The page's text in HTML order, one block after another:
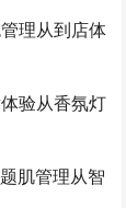
理从到店体
验从香氛灯
肌管理从智